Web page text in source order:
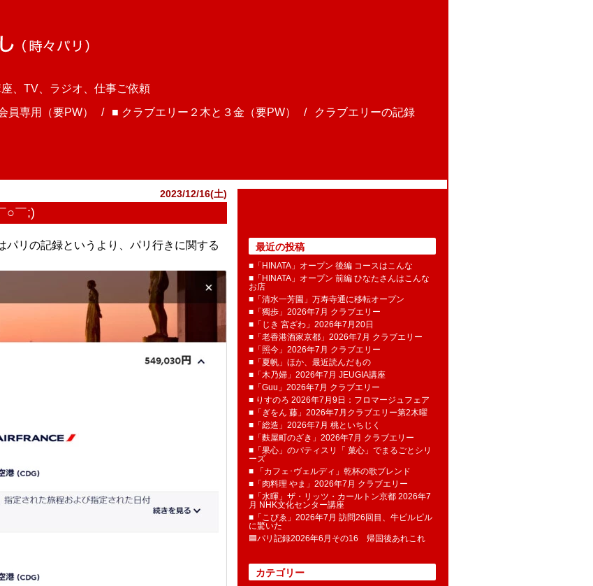
、TV、ラジオ、仕事ご依頼
員専用（要PW） ■ クラブエリー２木と３金（要PW）
クラブエリーの記録
2023/12/16(土)
○￣;)
リの記録というより、パリ行きに関する
最近の投稿
■「HINATA」オープン 後編 コースはこんな
■「HINATA」オープン 前編 ひなたさんはこんな
お店
■「清水一芳園」万寿寺通に移転オープン
■「獨歩」2026年7月 クラブエリー
■「じき 宮ざわ」2026年7月20日
■「老香港酒家京都」2026年7月 クラブエリー
■「照今」2026年7月 クラブエリー
■「夏帆」ほか、最近読んだもの
■「木乃婦」2026年7月 JEUGIA講座
■「Guu」2026年7月 クラブエリー
■ りすのろ 2026年7月9日：フロマージュフェア
■「ぎをん 藤」2026年7月クラブエリー第2木曜
■「総造」2026年7月 桃といちじく
■「麩屋町のざき」2026年7月 クラブエリー
■「果心」のパティスリ「 菓​心」でまるごとシリ
ーズ
■ 「カフェ･ヴェルディ」乾杯の歌ブレンド
■「肉料理 やま」2026年7月 クラブエリー
■「水暉」ザ・リッツ・カールトン京都 2026年7
月 NHK文化センター講座
■「こぴゑ」2026年7月 訪問26回目、牛ピルピル
に驚いた
🟦パリ記録2026年6月その16 帰国後あれこれ
カテゴリー